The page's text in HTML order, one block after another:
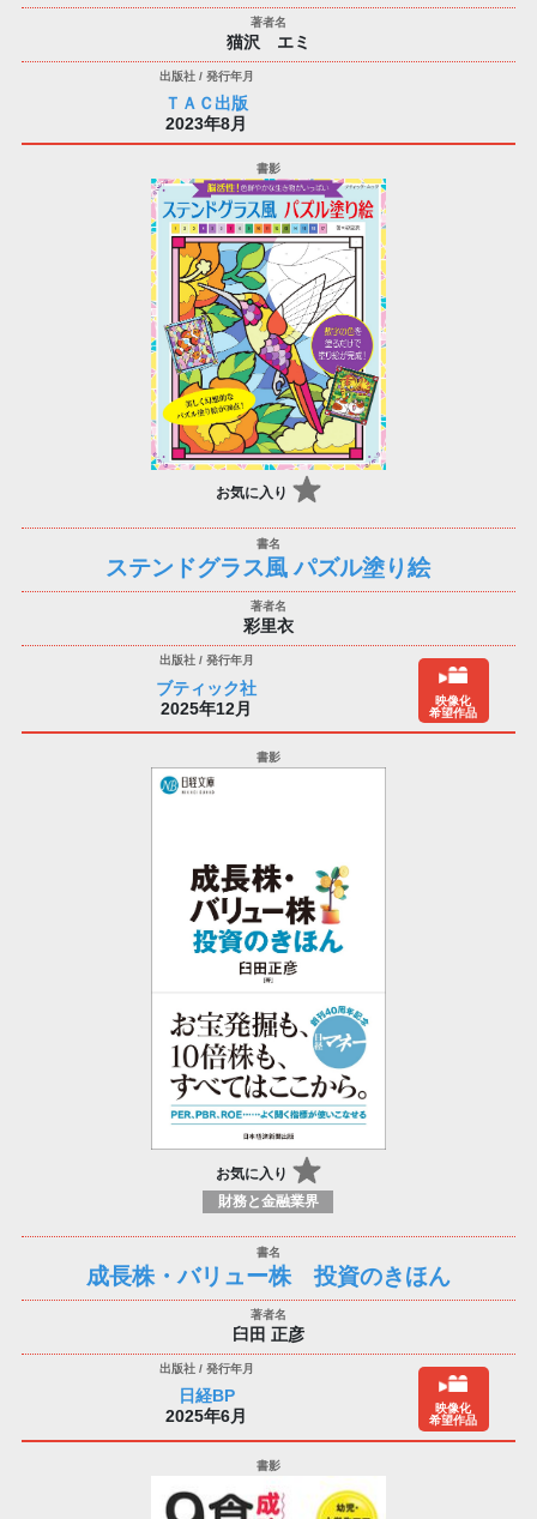
猫沢 エミ
ＴＡＣ出版
2023年8月
お気に入り
ステンドグラス風 パズル塗り絵
彩里衣
ブティック社
2025年12月
映像化
希望作品
お気に入り
財務と金融業界
成長株・バリュー株 投資のきほん
臼田 正彦
日経BP
2025年6月
映像化
希望作品